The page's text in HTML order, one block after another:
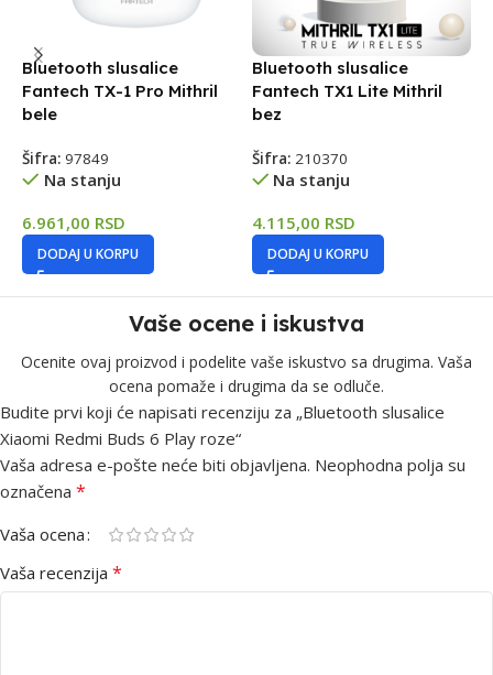
Bluetooth slusalice
Fantech TX-1 Pro Mithril
bele
Šifra: 97849
Na stanju
6.961,00 RSD
DODAJ U KORPU
Bluetooth slusalice
Fantech TX1 Lite Mithril
bez
Šifra: 210370
Na stanju
4.115,00 RSD
DODAJ U KORPU
Vaše ocene i iskustva
Ocenite ovaj proizvod i podelite vaše iskustvo sa drugima. Vaša
ocena pomaže i drugima da se odluče.
Budite prvi koji će napisati recenziju za „Bluetooth slusalice
Xiaomi Redmi Buds 6 Play roze“
Vaša adresa e-pošte neće biti objavljena. Neophodna polja su
označena *
Vaša ocena
Vaša recenzija *